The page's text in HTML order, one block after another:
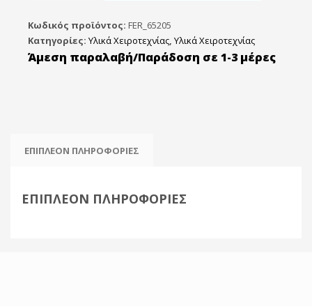
35mm
(Σετ25τεμ)
ποσότητα
Κωδικός προϊόντος: FER_65205
Κατηγορίες: Υλικά Χειροτεχνίας, Υλικά Χειροτεχνίας
Άμεση παραλαβή/Παράδοση σε 1-3 μέρες
ΕΠΙΠΛΈΟΝ ΠΛΗΡΟΦΟΡΊΕΣ
ΕΠΙΠΛΈΟΝ ΠΛΗΡΟΦΟΡΊΕΣ